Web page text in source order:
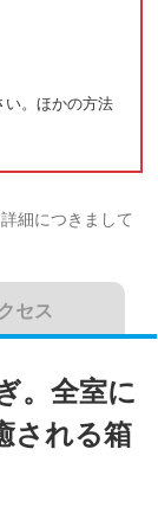
。ほかの方法
細につきまして
セス
。全室に
される箱